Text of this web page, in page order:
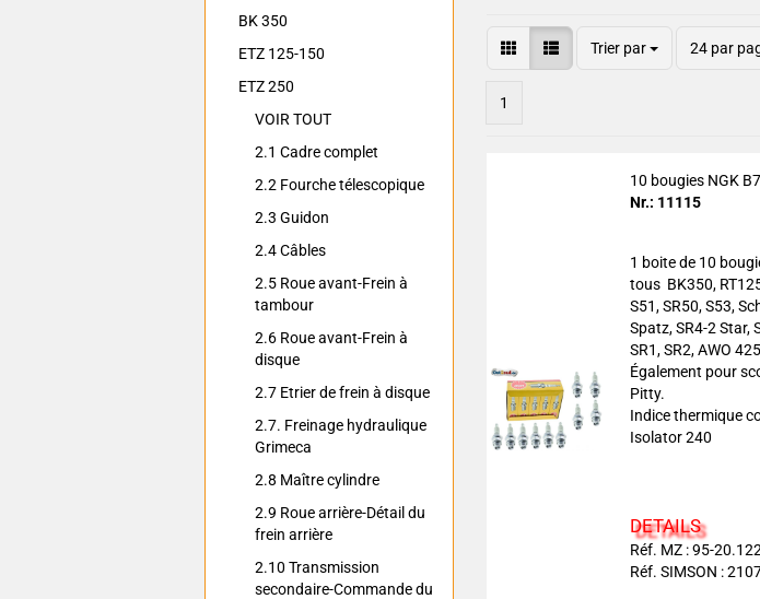
Trier par 24 par
1
10 bougies NGK
Nr.: 11115
1 boite de 10
tous BK350,
S51, SR50, S53,
Spatz, SR4-2 Star,
SR1, SR2, AWO
Également pour
Pitty.
Indice thermique
Isolator 240
DETAILS
Réf. MZ : 95-
Réf. SIMSON :
BK 350
ETZ 125-150
ETZ 250
VOIR TOUT
2.1 Cadre complet
2.2 Fourche télescopique
2.3 Guidon
2.4 Câbles
2.5 Roue avant-Frein à
tambour
2.6 Roue avant-Frein à
disque
2.7 Etrier de frein à disque
2.7. Freinage hydraulique
Grimeca
2.8 Maître cylindre
2.9 Roue arrière-Détail du
frein arrière
2.10 Transmission
secondaire-Commande du